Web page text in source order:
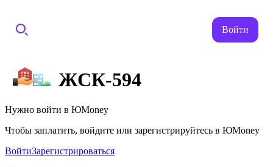
Войти
ЖСК-594
Нужно войти в ЮMoney
Чтобы заплатить, войдите или зарегистрируйтесь в ЮMoney
ВойтиЗарегистрироваться